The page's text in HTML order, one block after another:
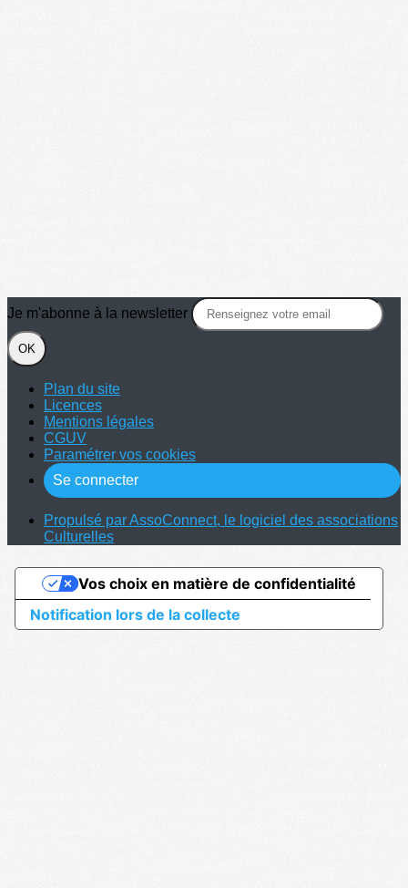
Je m'abonne à la newsletter
OK
Plan du site
Licences
Mentions légales
CGUV
Paramétrer vos cookies
Se connecter
Propulsé par AssoConnect, le logiciel des associations
Culturelles
Notification lors de la collecte
Vos choix en matière de confidentialité